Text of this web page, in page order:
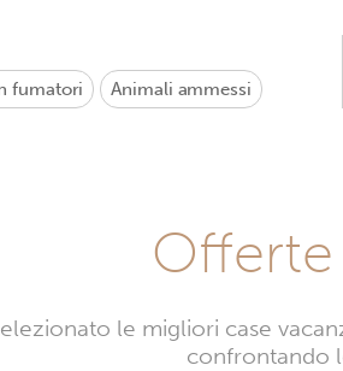
fumatori Animali ammessi
le migliori case
confrontando